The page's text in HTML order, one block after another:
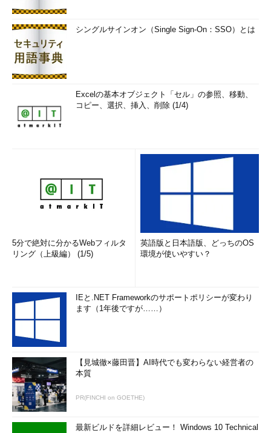
（Uchôa氏）。ユーザーに対する啓蒙は、セキュリティ強化に大
きく貢献したとしている。
シングルサインオン（Single Sign-On：SSO）とは
Excelの基本オブジェクト「セル」の参照、移動、
コピー、選択、挿入、削除 (1/4)
5分で絶対に分かるWebフィルタ
リング（上級編） (1/5)
英語版と日本語版、どっちのOS
環境が使いやすい？
IEと.NET Frameworkのサポートポリシーが変わり
ます（1年後ですが……）
【見城徹×藤田晋】AI時代でも変わらない経営者の
本質
PR(FINCHI on GOETHE)
最新ビルドを詳細レビュー！ Windows 10 Technical